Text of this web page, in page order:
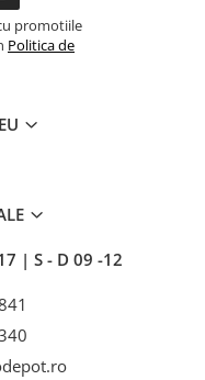
promotiile
Politica de
| S - D 09 -12